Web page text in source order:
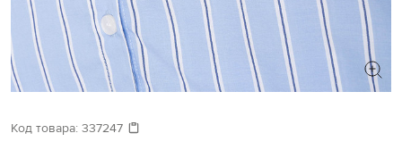
Код товара: 337247